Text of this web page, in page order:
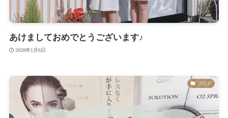
あけましておめでとうございます♪
2020年1月6日
ブログ